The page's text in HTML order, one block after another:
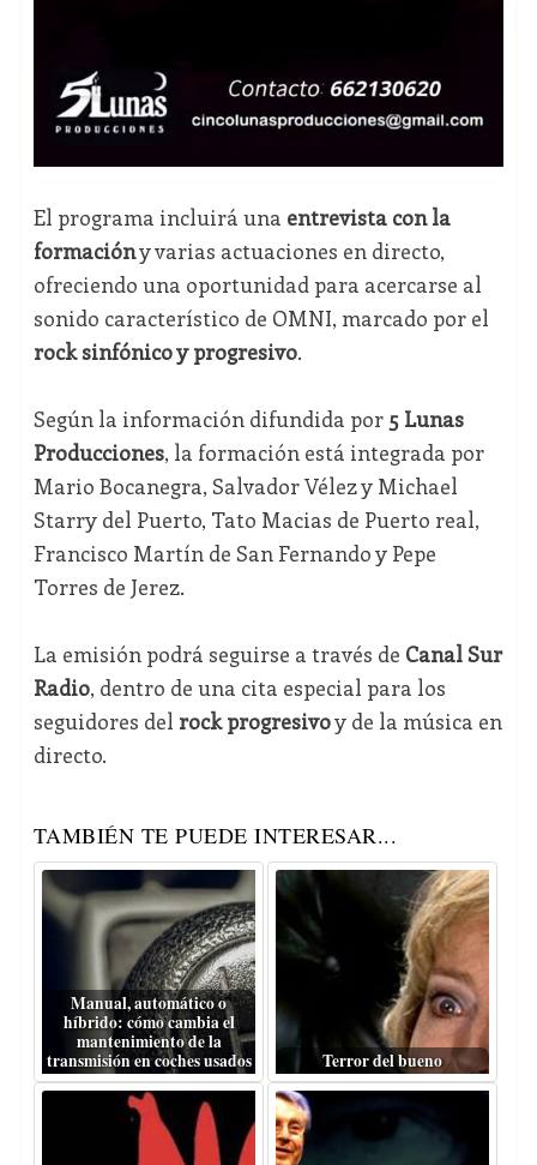
El programa incluirá una entrevista con la
formacióny varias actuaciones en directo,
ofreciendo una oportunidad para acercarse al
sonido característico de OMNI, marcado por el
rock sinfónico y progresivo.
Según la información difundida por 5 Lunas
Producciones, la formación está integrada por
Mario Bocanegra, Salvador Vélez y Michael
Starry del Puerto, Tato Macias de Puerto real,
Francisco Martín de San Fernando y Pepe
Torres de Jerez.
La emisión podrá seguirse a través de Canal Sur
Radio, dentro de una cita especial para los
seguidores del rock progresivoy de la música en
directo.
TAMBIÉN TE PUEDE INTERESAR...
Manual, automático o
híbrido: cómo cambia el
mantenimiento de la
transmisión en coches usados
Terror del bueno